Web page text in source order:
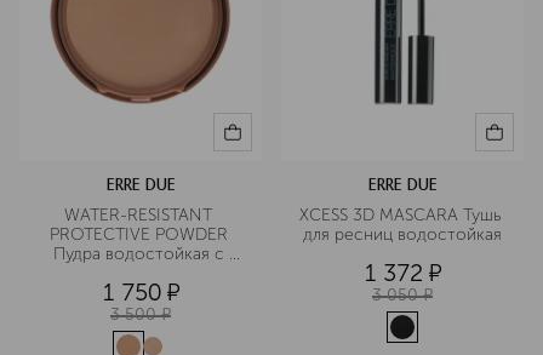
ERRE DUE
WATER-RESISTANT
PROTECTIVE POWDER
Пудра водостойкая с
1 750 ¤
3 500 ¤
ERRE DUE
XCESS 3D MASCARA Тушь
для ресниц водостойкая
1 372 ¤
3 050 ¤